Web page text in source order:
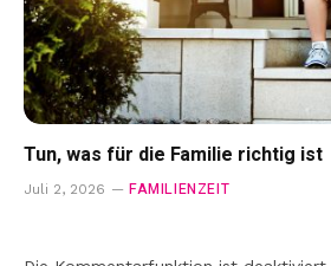
Tun, was für die Familie richtig ist
Juli 2, 2026 FAMILIENZEIT